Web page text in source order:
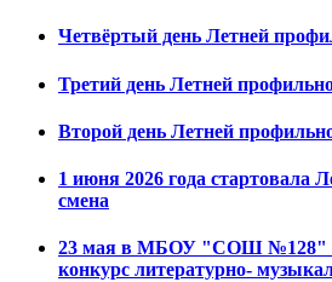
Четвёртый день Летней
Третий день Летней
Второй день Летней
1 июня 2026 года стартовала
смена
23 мая в МБОУ "СОШ №128"
конкурс литературно-